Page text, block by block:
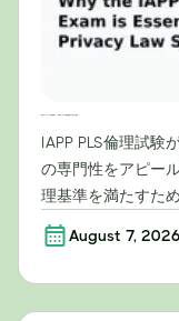
IAPP PLS倫理試験
の専門性をアピー
理基準を満たすた
August 7, 2026